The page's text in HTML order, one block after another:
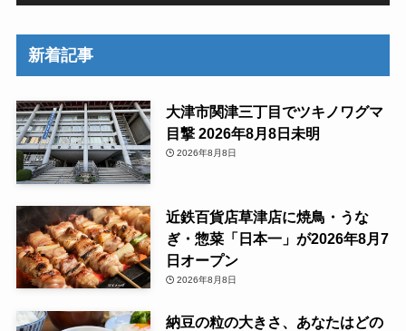
新着記事
大津市関津三丁目でツキノワグマ
目撃 2026年8月8日未明
2026年8月8日
近鉄百貨店草津店に焼鳥・うな
ぎ・惣菜「日本一」が2026年8月7
日オープン
2026年8月8日
納豆の粒の大きさ、あなたはどの